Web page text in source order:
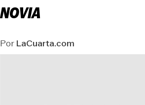
NOVIA
PorLaCuarta.com